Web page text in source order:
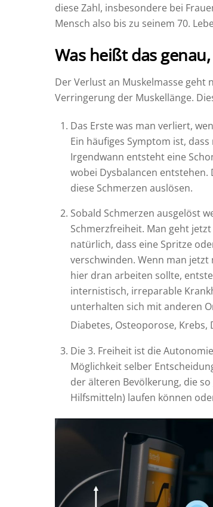
diese Zahl, insbesondere bei
Mensch also bis zu seinem 70.
Was heißt das
Der Verlust an Muskelmasse
Verringerung der Muskellänge.
Das Erste was man verliert,
Ein häufiges Symptom ist,
Irgendwann entsteht eine
wobei Dysbalancen
diese Schmerzen auslösen.
Sobald Schmerzen ausgelöst
Schmerzfreiheit. Man geht
natürlich, dass eine Spritze
verschwinden. Wenn man
hier dran arbeiten sollte,
internistisch, irreparable
unterhalten sich mit anderen
Diabetes, Osteoporose,
Die 3. Freiheit ist die
Möglichkeit selber
der älteren Bevölkerung, die
Hilfsmitteln) laufen können